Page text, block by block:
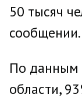
50 тысяч
сообщении.
По данным
области,